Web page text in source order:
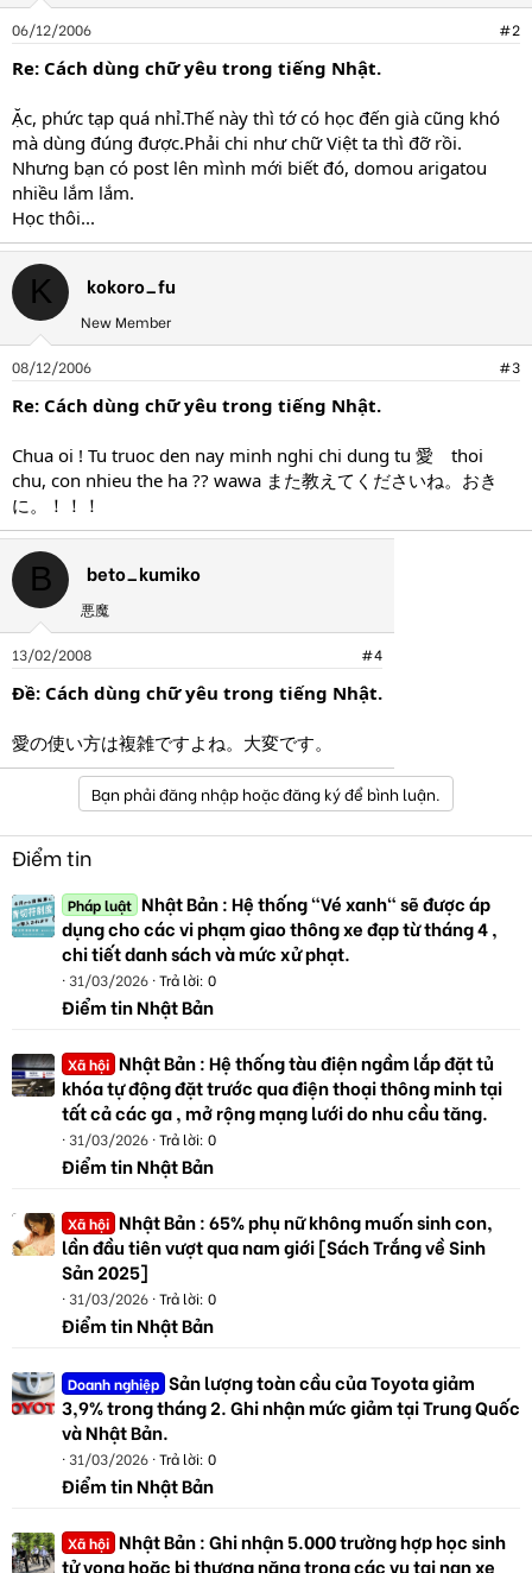
06/12/2006 #2
Re: Cách dùng chữ yêu trong tiếng Nhật.
Ặc, phức tạp quá nhỉ.Thế này thì tớ có học đến già cũng khó
mà dùng đúng được.Phải chi như chữ Việt ta thì đỡ rồi.
Nhưng bạn có post lên mình mới biết đó, domou arigatou
nhiều lắm lắm.
Học thôi...
K kokoro_fu
New Member
08/12/2006 #3
Re: Cách dùng chữ yêu trong tiếng Nhật.
Chua oi ! Tu truoc den nay minh nghi chi dung tu 愛 thoi
chu, con nhieu the ha ?? wawa また教えてくださいね。おき
に。！！！
B beto_kumiko
悪魔
13/02/2008 #4
Ðề: Cách dùng chữ yêu trong tiếng Nhật.
愛の使い方は複雑ですよね。大変です。
Bạn phải đăng nhập hoặc đăng ký để bình luận.
Điểm tin
Pháp luật Nhật Bản : Hệ thống "Vé xanh" sẽ được áp
dụng cho các vi phạm giao thông xe đạp từ tháng 4 ,
chi tiết danh sách và mức xử phạt.
31/03/2026 Trả lời: 0
Điểm tin Nhật Bản
Xã hội Nhật Bản : Hệ thống tàu điện ngầm lắp đặt tủ
khóa tự động đặt trước qua điện thoại thông minh tại
tất cả các ga , mở rộng mạng lưới do nhu cầu tăng.
31/03/2026 Trả lời: 0
Điểm tin Nhật Bản
Xã hội Nhật Bản : 65% phụ nữ không muốn sinh con,
lần đầu tiên vượt qua nam giới [Sách Trắng về Sinh
Sản 2025]
31/03/2026 Trả lời: 0
Điểm tin Nhật Bản
Doanh nghiệp Sản lượng toàn cầu của Toyota giảm
3,9% trong tháng 2. Ghi nhận mức giảm tại Trung Quốc
và Nhật Bản.
31/03/2026 Trả lời: 0
Điểm tin Nhật Bản
Xã hội Nhật Bản : Ghi nhận 5.000 trường hợp học sinh
tử vong hoặc bị thương nặng trong các vụ tai nạn xe